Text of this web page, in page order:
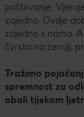
poštovanje.
zajedno. Ovdje
zajedno s nama.
čvrsto na zemlji,
Tražimo
spremnost za
obali tijekom